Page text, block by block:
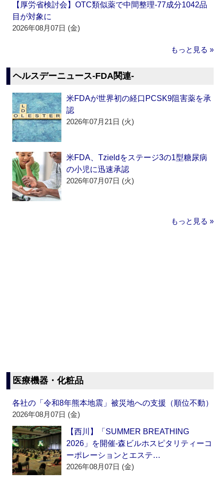
【厚労省検討会】OTC類似薬で中間整理‐77成分1042品
目が対象に
2026年08月07日 (金)
もっと見る »
ヘルスデーニュース‐FDA関連‐
米FDAが世界初の経口PCSK9阻害薬を承
認
2026年07月21日 (火)
米FDA、Tzieldをステージ3の1型糖尿病
の小児に迅速承認
2026年07月07日 (火)
もっと見る »
医療機器・化粧品
各社の「令和8年熊本地震」被災地への支援（順位不動）
2026年08月07日 (金)
【西川】「SUMMER BREATHING
2026」を開催‐森ビルホスピタリティーコ
ーポレーションとエステ…
2026年08月07日 (金)